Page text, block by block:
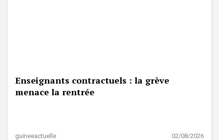
Enseignants contractuels : la grève
menace la rentrée
guineeactuelle 02/08/2026